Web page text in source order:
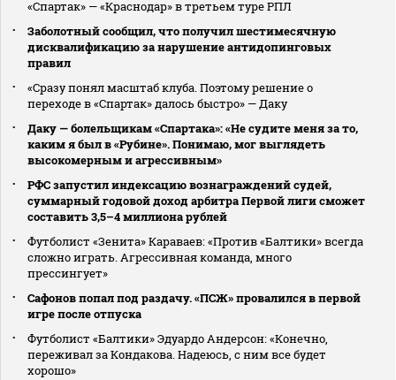
«Спартак» — «Краснодар» в третьем туре РПЛ
Заболотный сообщил, что получил шестимесячную
дисквалификацию за нарушение антидопинговых
правил
«Сразу понял масштаб клуба. Поэтому решение о
переходе в «Спартак» далось быстро» — Даку
Даку — болельщикам «Спартака»: «Не судите меня за то,
каким я был в «Рубине». Понимаю, мог выглядеть
высокомерным и агрессивным»
РФС запустил индексацию вознаграждений судей,
суммарный годовой доход арбитра Первой лиги сможет
составить 3,5–4 миллиона рублей
Футболист «Зенита» Караваев: «Против «Балтики» всегда
сложно играть. Агрессивная команда, много
прессингует»
Сафонов попал под раздачу. «ПСЖ» провалился в первой
игре после отпуска
Футболист «Балтики» Эдуардо Андерсон: «Конечно,
переживал за Кондакова. Надеюсь, с ним все будет
хорошо»